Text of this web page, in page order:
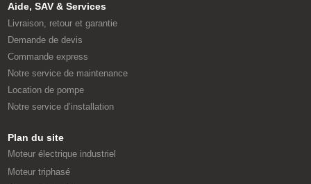
Aide, SAV & Services
Livraison, retour et garantie
Demande de devis
Commande express
Notre service de maintenance
Location de pompe
Notre service d’installation
Plan du site
Moteur électrique industriel
Moteur triphasé